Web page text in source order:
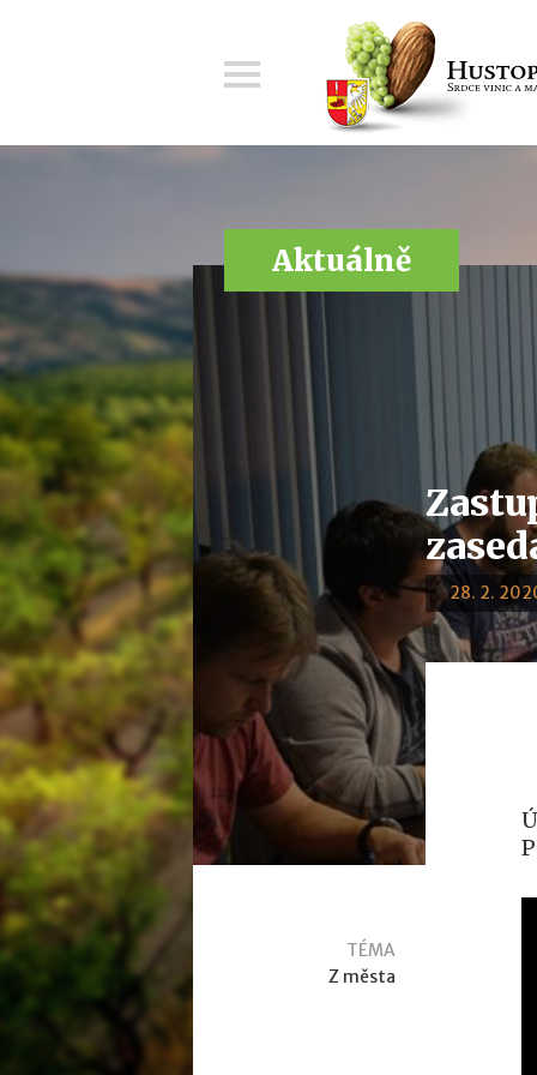
Aktuálně
28. 2.
TÉMA
Z města